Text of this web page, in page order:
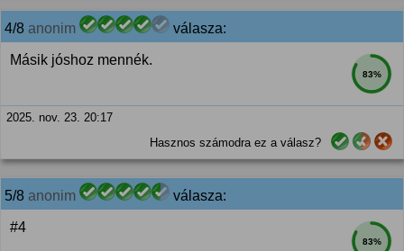
4/8 anonim válasza:
83%
Másik jóshoz mennék.
2025. nov. 23. 20:17
Hasznos számodra ez a válasz?
5/8 anonim válasza:
83%
#4